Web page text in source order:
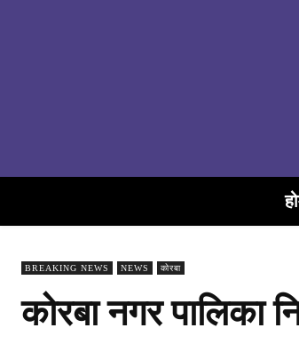
BREAKING NEWS NEWS कोरबा
कोरबा नगर पालिका